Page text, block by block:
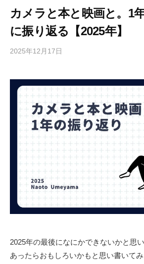
カメラと本と映画と。1
に振り返る【2025年】
2025年12月17日
山
尚
土
2025年の最後になにかできないかと思
あったらおもしろいかもと思い書いて